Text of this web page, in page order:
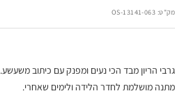
בהנחה
מק"ט: 13141-063-OS
גרבי הריון מבד הכי נעים ומפנק עם כיתוב משעשע.
מתנה מושלמת לחדר הלידה ולימים שאחרי.